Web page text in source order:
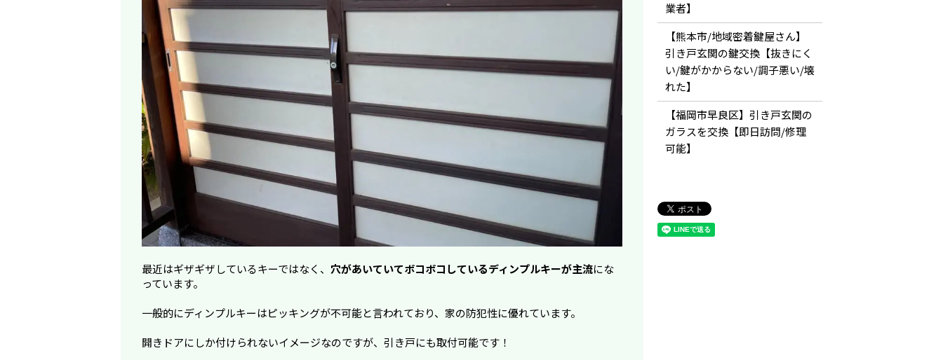
最近はギザギザしているキーではなく、 穴があいていてボコボコしているディンプルキーが主流にな
っています。
一般的にディンプルキーはピッキングが不可能と言われており、家の防犯性に優れています。
開きドアにしか付けられないイメージなのですが、引き戸にも取付可能です！
業者】
【熊本市/地域密着鍵屋さん】
引き戸玄関の鍵交換【抜きにく
い/鍵がかからない/調子悪い/壊
れた】
【福岡市早良区】引き戸玄関の
ガラスを交換【即日訪問/修理
可能】